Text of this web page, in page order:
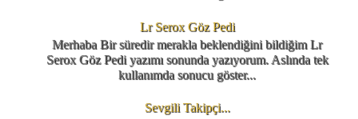
Lr Serox Göz Pedi
Merhaba Bir süredir merakla beklendiğini bildiğim Lr
Serox Göz Pedi yazımı sonunda yazıyorum. Aslında tek
kullanımda sonucu göster...
Sevgili Takipçi...